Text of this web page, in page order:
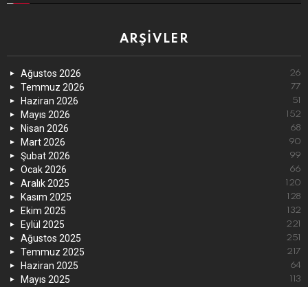
ARŞIVLER
Ağustos 2026 26
Temmuz 2026 77
Haziran 2026 51
Mayıs 2026 152
Nisan 2026 68
Mart 2026 90
Şubat 2026 99
Ocak 2026 66
Aralık 2025 120
Kasım 2025 128
Ekim 2025 132
Eylül 2025 221
Ağustos 2025 251
Temmuz 2025 217
Haziran 2025 64
Mayıs 2025 113